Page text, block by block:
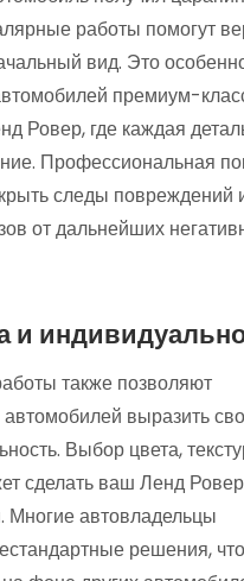
работы помогут
вид. Это
премиум-
Ровер, где каждая
Профессиональная
следы повреждений
от дальнейших
и
также позволяют
выразить
Выбор цвета,
сделать ваш Ленд Ровер
Многие автовладельцы
решения,